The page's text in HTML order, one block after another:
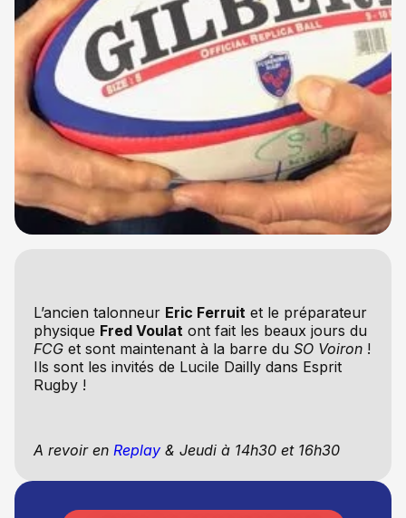
L’ancien talonneur Eric Ferruit et le préparateur
physique Fred Voulat ont fait les beaux jours du
FCGet sont maintenant à la barre du SO Voiron!
Ils sont les invités de Lucile Dailly dans Esprit
Rugby !
A revoir en Replay& Jeudi à 14h30 et 16h30